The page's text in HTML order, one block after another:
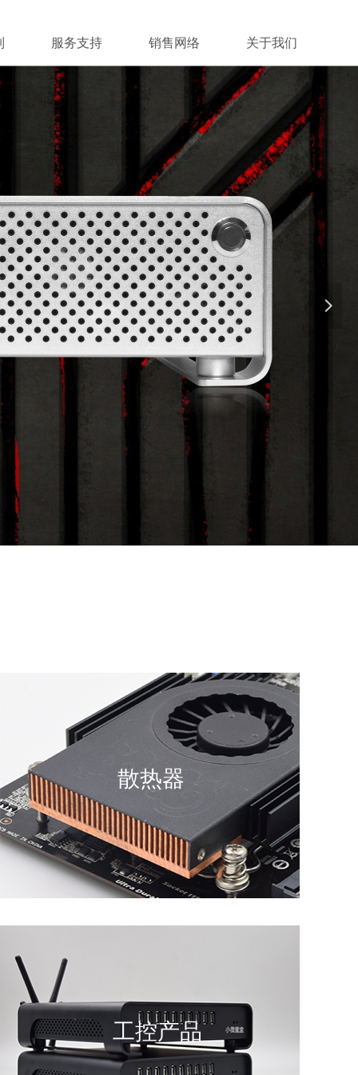
服务支持 销售网络 关于我们
넲
工控产品
散热器